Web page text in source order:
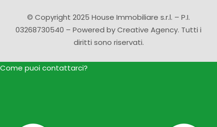
© Copyright 2025 House Immobiliare s.r.l. – P.I.
03268730540 – Powered byCreative Agency. Tutti i
diritti sono riservati.
Come puoi contattarci?